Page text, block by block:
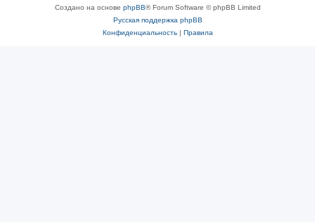
Создано на основе phpBB® Forum Software © phpBB Limited
Русская поддержка phpBB
Конфиденциальность| Правила